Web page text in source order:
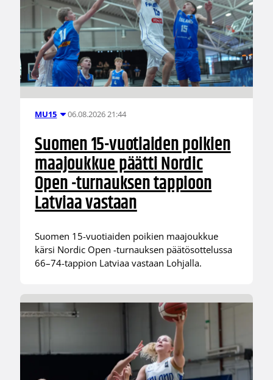
MU15 06.08.2026 21:44
Suomen 15-vuotiaiden poikien
maajoukkue päätti Nordic
Open -turnauksen tappioon
Latviaa vastaan
Suomen 15-vuotiaiden poikien maajoukkue
kärsi Nordic Open -turnauksen päätösottelussa
66–74-tappion Latviaa vastaan Lohjalla.